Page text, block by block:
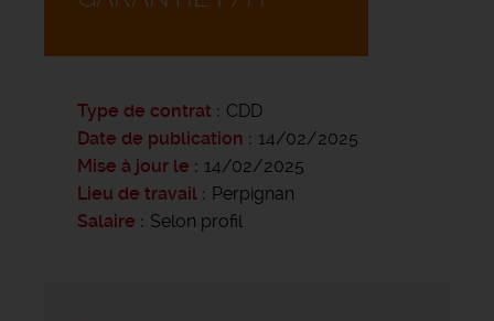
Type de contrat
CDD
Date de publication
14/02/2025
Mise à jour le
14/02/2025
Lieu de travail
Perpignan
Salaire
Selon profil